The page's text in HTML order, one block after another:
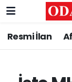
Resmi İlan
Nöbetçi